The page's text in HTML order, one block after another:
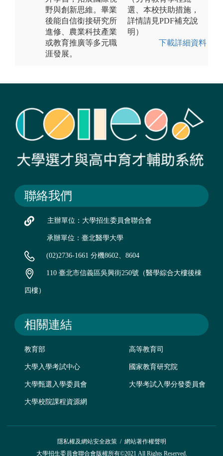
野與創新思維。畢業
後能自信銜接研究所
進修、農業科技產業
或教育推廣等多元職
涯發展。
選、本校扶助措施，
詳情請見PDF補充說
明）
下載詳細資料
聯絡我們
主辦單位：大學招生委員會聯合會
承辦單位：臺北醫學大學
(02)2736-1661 分機8602、8604
110 臺北市信義區吳興街250號（醫學綜合大樓後棟
四樓）
相關連結
教育部 高等教育司
大學入學考試中心 國家教育研究院
大學甄選入學委員會 大學考試入學分發委員會
大學校院課程資源網
隱私權及網站安全政策/ 網站著作權聲明
大學招生委員會聯合會版權所有©2021 All Rights Reserved.